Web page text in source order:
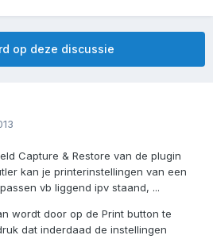
op deze discussie
Capture & Restore van de plugin
kan je printerinstellingen van een
vb liggend ipv staand, ...
wordt door op de Print button te
dat inderdaad de instellingen